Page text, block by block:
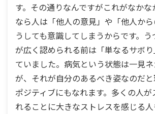
す。その通りなんですがこれがなか
なら人は「他人の意見」や「他人か
うしても意識してしまうからです。
が広く認められる前は「単なるサボ
ていました。病気という状態は一見
が、それが自分のあるべき姿なのだ
ポジティブにもなれます。多くの人
れることに大きなストレスを感じる